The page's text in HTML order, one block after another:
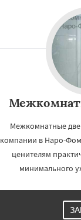
Межкомнатные
компании в Наро-
ценителям
минимального